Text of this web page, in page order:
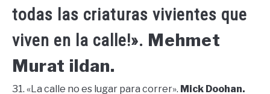
todas las criaturas vivientes que
viven en la calle!». Mehmet
Murat ildan.
31. «La calle no es lugar para correr». Mick Doohan.